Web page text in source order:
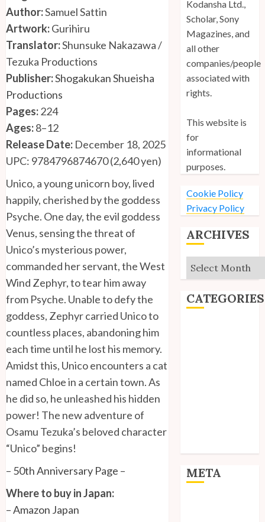
Author:Samuel Sattin
Artwork:Gurihiru
Translator:Shunsuke Nakazawa /
Tezuka Productions
Publisher:Shogakukan Shueisha
Productions
Pages:224
Ages:8–12
Release Date: December 18, 2025
UPC: 9784796874670 (2,640 yen)
Unico, a young unicorn boy, lived
happily, cherished by the goddess
Psyche. One day, the evil goddess
Venus, sensing the threat of
Unico’s mysterious power,
commanded her servant, the West
Wind Zephyr, to tear him away
from Psyche. Unable to defy the
goddess, Zephyr carried Unico to
countless places, abandoning him
each time until he lost his memory.
Amidst this, Unico encounters a cat
named Chloe in a certain town. As
he did so, he unleashed his hidden
power! The new adventure of
Osamu Tezuka’s beloved character
“Unico” begins!
– 50th Anniversary Page –
Where to buy in Japan:
–Amazon Japan
Kodansha Ltd.,
Scholar, Sony
Magazines, and
all other
companies/people
associated with
rights.
This website is
for
informational
purposes.
Cookie Policy
Privacy Policy
ARCHIVES
Archives
CATEGORIES
META